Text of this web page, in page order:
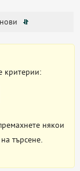
критерии:
някои
търсене.